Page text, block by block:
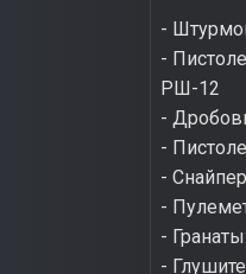
-
-
РШ-12
-
-
-
-
-
-